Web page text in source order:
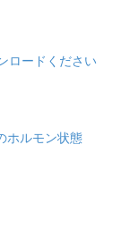
ロードください
ホルモン状態